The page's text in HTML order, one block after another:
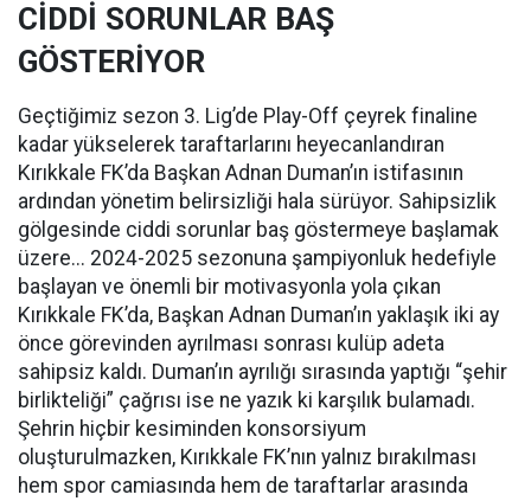
CİDDİ SORUNLAR BAŞ
GÖSTERİYOR
Geçtiğimiz sezon 3. Lig’de Play-Off çeyrek finaline
kadar yükselerek taraftarlarını heyecanlandıran
Kırıkkale FK’da Başkan Adnan Duman’ın istifasının
ardından yönetim belirsizliği hala sürüyor. Sahipsizlik
gölgesinde ciddi sorunlar baş göstermeye başlamak
üzere... 2024-2025 sezonuna şampiyonluk hedefiyle
başlayan ve önemli bir motivasyonla yola çıkan
Kırıkkale FK’da, Başkan Adnan Duman’ın yaklaşık iki ay
önce görevinden ayrılması sonrası kulüp adeta
sahipsiz kaldı. Duman’ın ayrılığı sırasında yaptığı “şehir
birlikteliği” çağrısı ise ne yazık ki karşılık bulamadı.
Şehrin hiçbir kesiminden konsorsiyum
oluşturulmazken, Kırıkkale FK’nın yalnız bırakılması
hem spor camiasında hem de taraftarlar arasında